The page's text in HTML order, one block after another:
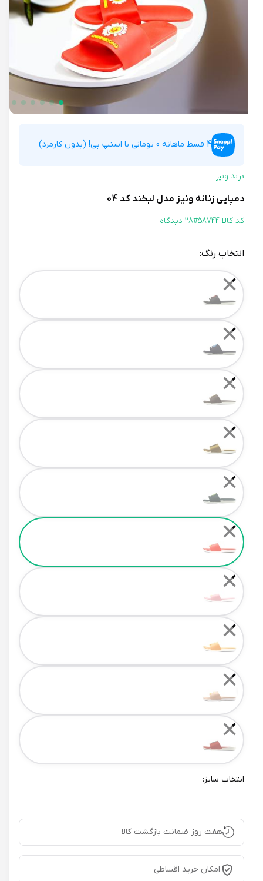
4 قسط ماهانه 0 تومانی با اسنپ پی! (بدون کارمزد)
برند ونیز
دمپایی زنانه ونیز مدل لبخند کد 04
کد کالا 58744# 28 دیدگاه
انتخاب رنگ:
Color
✕
✕
✕
✕
✕
✕
✕
✕
✕
✕
انتخاب سایز:
هفت روز ضمانت بازگشت کالا
امکان خرید اقساطی